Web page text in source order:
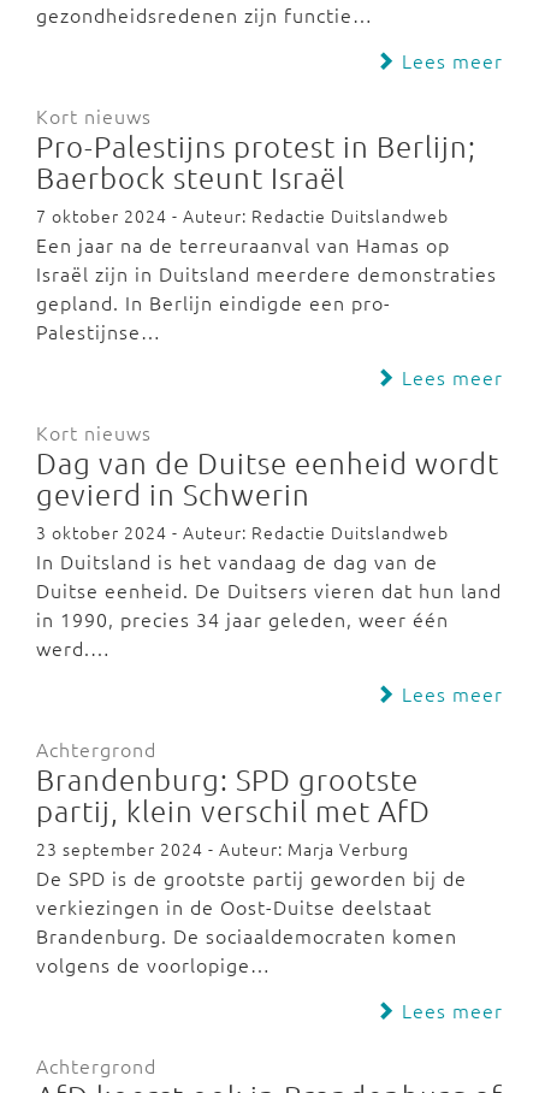
gezondheidsredenen zijn functie…
Lees meer
Kort nieuws
Pro-Palestijns protest in Berlijn;
Baerbock steunt Israël
7 oktober 2024 - Auteur: Redactie Duitslandweb
Een jaar na de terreuraanval van Hamas op
Israël zijn in Duitsland meerdere demonstraties
gepland. In Berlijn eindigde een pro-
Palestijnse…
Lees meer
Kort nieuws
Dag van de Duitse eenheid wordt
gevierd in Schwerin
3 oktober 2024 - Auteur: Redactie Duitslandweb
In Duitsland is het vandaag de dag van de
Duitse eenheid. De Duitsers vieren dat hun land
in 1990, precies 34 jaar geleden, weer één
werd.…
Lees meer
Achtergrond
Brandenburg: SPD grootste
partij, klein verschil met AfD
23 september 2024 - Auteur: Marja Verburg
De SPD is de grootste partij geworden bij de
verkiezingen in de Oost-Duitse deelstaat
Brandenburg. De sociaaldemocraten komen
volgens de voorlopige…
Lees meer
Achtergrond